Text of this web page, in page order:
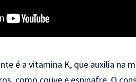
é a vitamina K, que auxilia na